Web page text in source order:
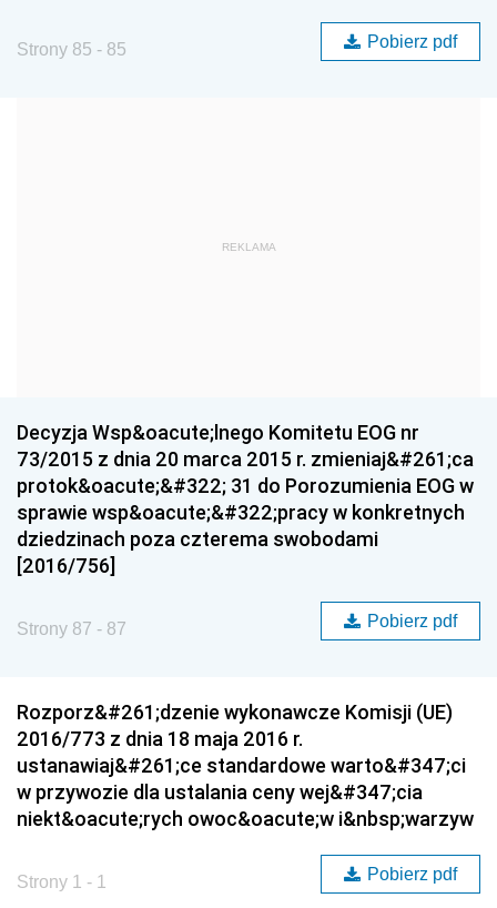
Strony 85 - 85 Pobierz pdf
REKLAMA
Decyzja Wsp&oacute;lnego Komitetu EOG nr
73/2015 z dnia 20 marca 2015 r. zmieniaj&#261;ca
protok&oacute;&#322; 31 do Porozumienia EOG w
sprawie wsp&oacute;&#322;pracy w konkretnych
dziedzinach poza czterema swobodami
[2016/756]
Strony 87 - 87 Pobierz pdf
Rozporz&#261;dzenie wykonawcze Komisji (UE)
2016/773 z dnia 18 maja 2016 r.
ustanawiaj&#261;ce standardowe warto&#347;ci
w przywozie dla ustalania ceny wej&#347;cia
niekt&oacute;rych owoc&oacute;w i&nbsp;warzyw
Strony 1 - 1 Pobierz pdf